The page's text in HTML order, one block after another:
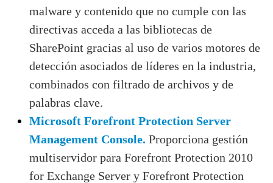
malware y contenido que no cumple con las
directivas acceda a las bibliotecas de
SharePoint gracias al uso de varios motores de
detección asociados de líderes en la industria,
combinados con filtrado de archivos y de
palabras clave.
Microsoft Forefront Protection Server
Management Console. Proporciona gestión
multiservidor para Forefront Protection 2010
for Exchange Server y Forefront Protection